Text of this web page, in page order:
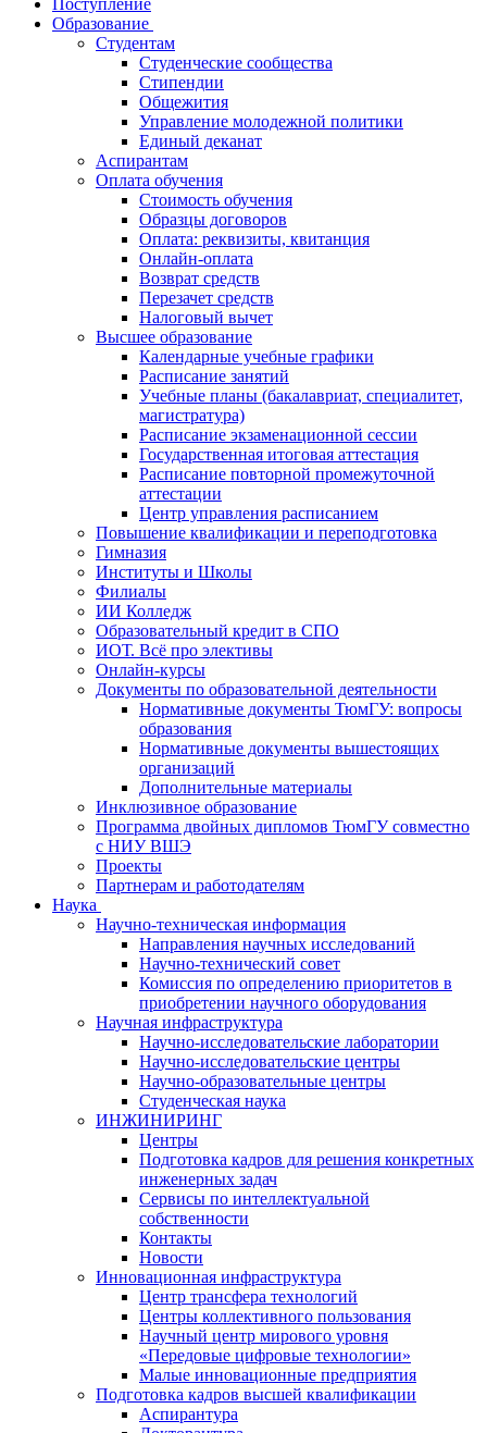
Поступление
Образование
Студентам
Студенческие сообщества
Стипендии
Общежития
Управление молодежной политики
Единый деканат
Аспирантам
Оплата обучения
Стоимость обучения
Образцы договоров
Оплата: реквизиты, квитанция
Онлайн-оплата
Возврат средств
Перезачет средств
Налоговый вычет
Высшее образование
Календарные учебные графики
Расписание занятий
Учебные планы (бакалавриат, специалитет,
магистратура)
Расписание экзаменационной сессии
Государственная итоговая аттестация
Расписание повторной промежуточной
аттестации
Центр управления расписанием
Повышение квалификации и переподготовка
Гимназия
Институты и Школы
Филиалы
ИИ Колледж
Образовательный кредит в СПО
ИОТ. Всё про элективы
Онлайн-курсы
Документы по образовательной деятельности
Нормативные документы ТюмГУ: вопросы
образования
Нормативные документы вышестоящих
организаций
Дополнительные материалы
Инклюзивное образование
Программа двойных дипломов ТюмГУ совместно
с НИУ ВШЭ
Проекты
Партнерам и работодателям
Наука
Научно-техническая информация
Направления научных исследований
Научно-технический совет
Комиссия по определению приоритетов в
приобретении научного оборудования
Научная инфраструктура
Научно-исследовательские лаборатории
Научно-исследовательские центры
Научно-образовательные центры
Студенческая наука
ИНЖИНИРИНГ
Центры
Подготовка кадров для решения конкретных
инженерных задач
Сервисы по интеллектуальной
собственности
Контакты
Новости
Инновационная инфраструктура
Центр трансфера технологий
Центры коллективного пользования
Научный центр мирового уровня
«Передовые цифровые технологии»
Малые инновационные предприятия
Подготовка кадров высшей квалификации
Аспирантура